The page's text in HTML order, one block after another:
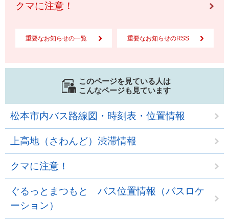
クマに注意！
重要なお知らせの一覧 重要なお知らせのRSS
このページを見ている人は
こんなページも見ています
松本市内バス路線図・時刻表・位置情報
上高地（さわんど）渋滞情報
クマに注意！
ぐるっとまつもと バス位置情報（バスロケ
ーション）